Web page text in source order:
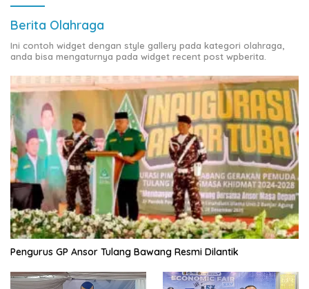
Berita Olahraga
Ini contoh widget dengan style gallery pada kategori olahraga,
anda bisa mengaturnya pada widget recent post wpberita.
Pengurus GP Ansor Tulang Bawang Resmi Dilantik